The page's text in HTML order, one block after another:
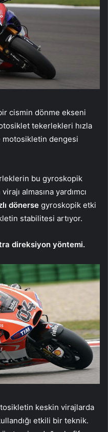
cismin dönme ekseni
tekerlekleri hızla
dengesi
bu gyroskopik
almasına yardımcı
dönerse gyroskopik etki
stabilitesi artıyor.
direksiyon yöntemi.
keskin virajlarda
etkili bir teknik.